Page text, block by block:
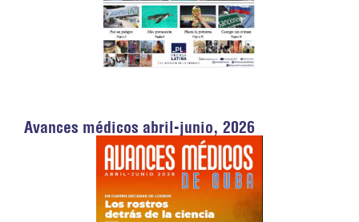
Avances médicos abril-junio, 2026